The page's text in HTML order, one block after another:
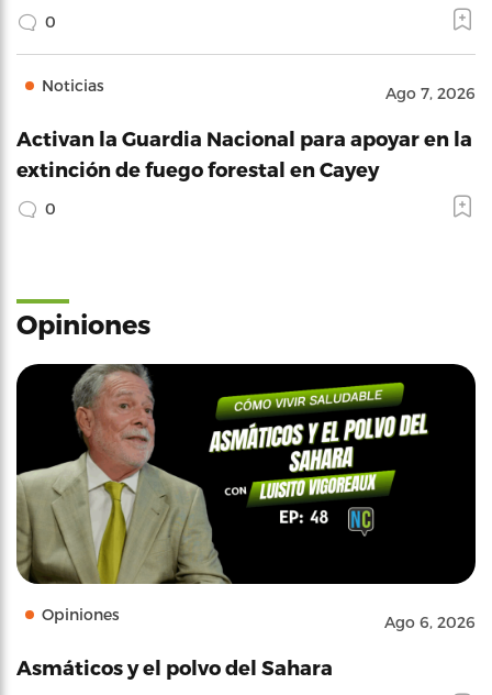
0
Noticias Ago 7, 2026
Activan la Guardia Nacional para apoyar en la
extinción de fuego forestal en Cayey
0
Opiniones
Opiniones Ago 6, 2026
Asmáticos y el polvo del Sahara